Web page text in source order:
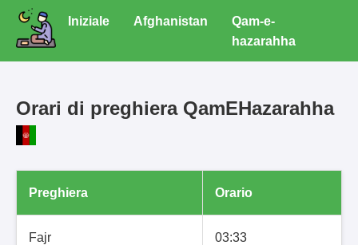
Iniziale Afghanistan
Qam-e-
hazarahha
Orari di preghiera QamEHazarahha
Preghiera Orario
Fajr 03:33